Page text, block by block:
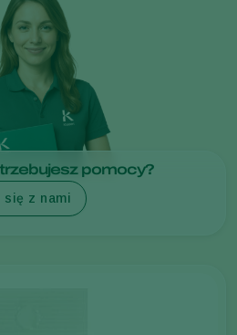
pomocy?
się z nami